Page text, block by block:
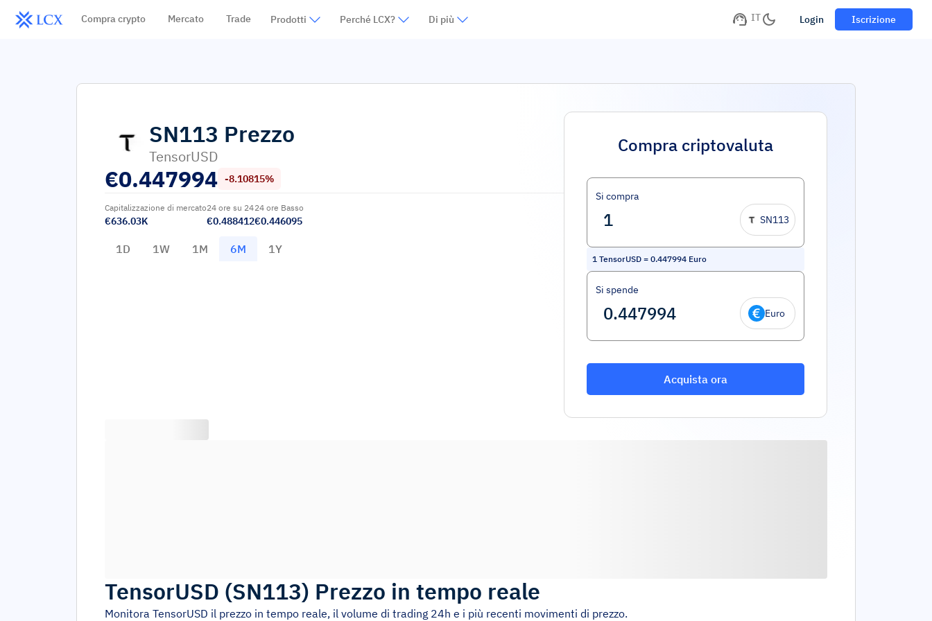
Compra crypto Mercato Trade Prodotti Perché LCX? Di più IT Login Iscrizione
SN113 Prezzo
TensorUSD
€0.447994 -8.10815%
Capitalizzazione di mercato
€636.03K
24 ore su 24
€0.488412
24 ore Basso
€0.446095
1D 1W 1M 6M 1Y
Compra criptovaluta
Si compra
SN113
1 TensorUSD = 0.447994 Euro
Si spende
Euro
Acquista ora
TensorUSD (SN113) Prezzo in tempo reale
Monitora TensorUSD il prezzo in tempo reale, il volume di trading 24h e i più recenti movimenti di prezzo.